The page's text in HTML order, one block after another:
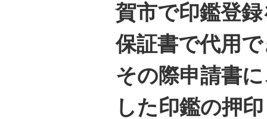
賀市で印鑑登
保証書で代用
その際申請書
した印鑑の押